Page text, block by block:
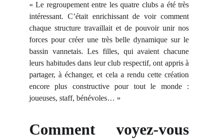
« Le regroupement entre les quatre clubs a été très
intéressant. C’était enrichissant de voir comment
chaque structure travaillait et de pouvoir unir nos
forces pour créer une très belle dynamique sur le
bassin vannetais. Les filles, qui avaient chacune
leurs habitudes dans leur club respectif, ont appris à
partager, à échanger, et cela a rendu cette création
encore plus constructive pour tout le monde :
joueuses, staff, bénévoles… »
Comment voyez-vous